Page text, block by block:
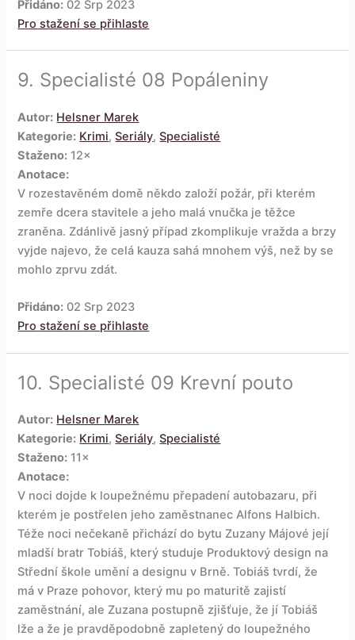
Přidáno: 02 Srp 2023
Pro stažení se přihlaste
9. Specialisté 08 Popáleniny
Autor: Helsner Marek
Kategorie: Krimi,Seriály,Specialisté
Staženo: 12×
Anotace:
V rozestavěném domě někdo založí požár, při kterém
zemře dcera stavitele a jeho malá vnučka je těžce
zraněna. Zdánlivě jasný případ zkomplikuje vražda a brzy
vyjde najevo, že celá kauza sahá mnohem výš, než by se
mohlo zprvu zdát.
Přidáno: 02 Srp 2023
Pro stažení se přihlaste
10. Specialisté 09 Krevní pouto
Autor: Helsner Marek
Kategorie: Krimi,Seriály,Specialisté
Staženo: 11×
Anotace:
V noci dojde k loupežnému přepadení autobazaru, při
kterém je postřelen jeho zaměstnanec Alfons Halbich.
Téže noci nečekaně přichází do bytu Zuzany Májové její
mladší bratr Tobiáš, který studuje Produktový design na
Střední škole umění a designu v Brně. Tobiáš tvrdí, že
má v Praze pohovor, který mu po maturitě zajistí
zaměstnání, ale Zuzana postupně zjišťuje, že jí Tobiáš
lže a že je pravděpodobně zapletený do loupežného